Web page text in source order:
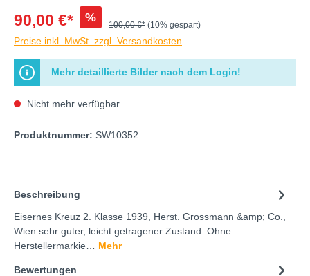
90,00 €* %
100,00 €* (10% gespart)
Preise inkl. MwSt. zzgl. Versandkosten
Mehr detaillierte Bilder nach dem Login!
Nicht mehr verfügbar
Produktnummer: SW10352
Beschreibung
Eisernes Kreuz 2. Klasse 1939, Herst. Grossmann &amp; Co.,
Wien sehr guter, leicht getragener Zustand. Ohne
Herstellermarkie… Mehr
Bewertungen